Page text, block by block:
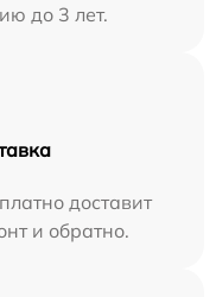
до 3 лет.
доставит
и обратно.